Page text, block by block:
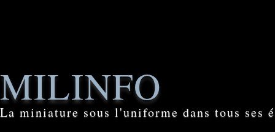
MILINFO
La miniature sous l'uniforme dans tous ses